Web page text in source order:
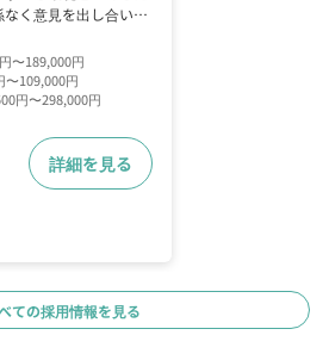
く意見を出し合いな
〜189,000円
〜109,000円
円〜298,000円
詳細を見る
ての採用情報を見る